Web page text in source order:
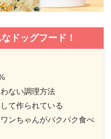
ドッグフード！
ない調理方法
て作られている
ンちゃんがパクパク食べ